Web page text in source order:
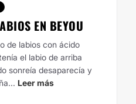
EN BEYOU
de labios con ácido
el labio de arriba
sonreía desaparecía y
Leer más